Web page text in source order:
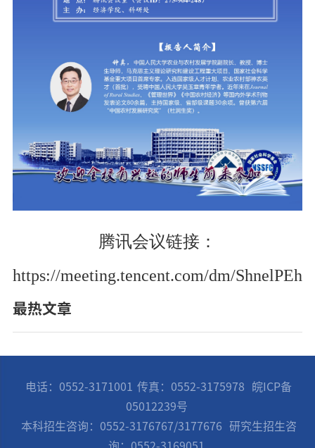
腾讯会议链接：
https://meeting.tencent.com/dm/
最热文章
电话：0552-3171001 传真：0552-3175978
皖ICP备
05012239号
本科招生咨询：0552-3176767/3177676
研究生招生咨